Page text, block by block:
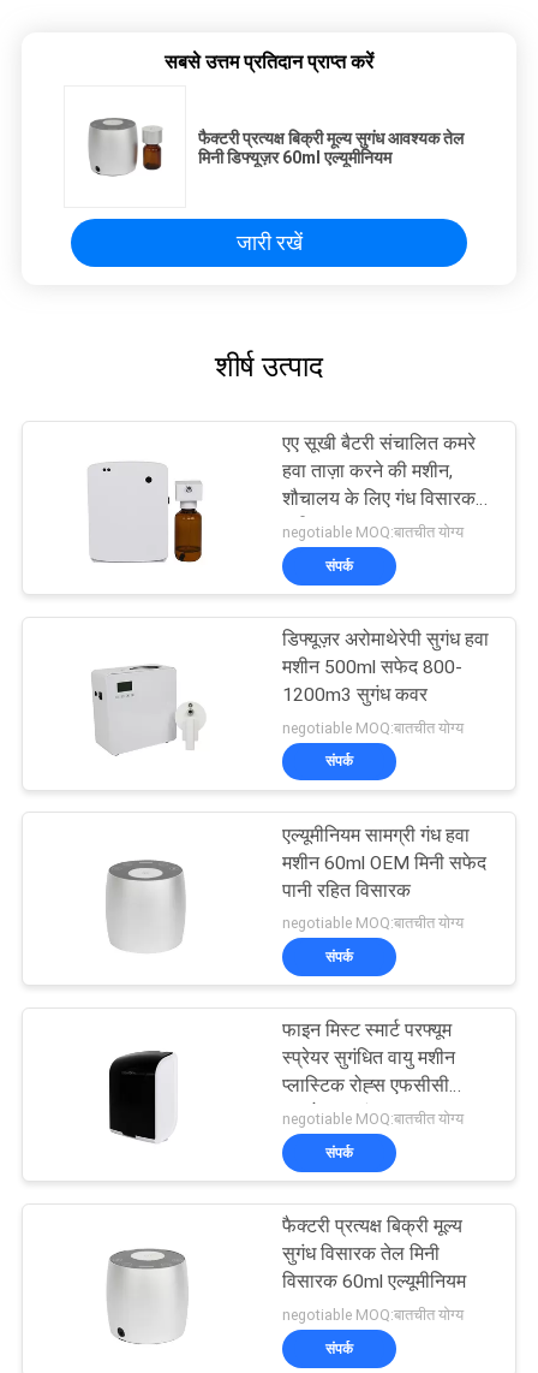
सबसे उत्तम प्रतिदान प्राप्त करें
फैक्टरी प्रत्यक्ष बिक्री मूल्य सुगंध आवश्यक तेल
मिनी डिफ्यूज़र 60ml एल्यूमीनियम
जारी रखें
शीर्ष उत्पाद
एए सूखी बैटरी संचालित कमरे
हवा ताज़ा करने की मशीन,
शौचालय के लिए गंध विसारक
मशीन
negotiable MOQ:बातचीत योग्य
संपर्क
डिफ्यूज़र अरोमाथेरेपी सुगंध हवा
मशीन 500ml सफेद 800-
1200m3 सुगंध कवर
negotiable MOQ:बातचीत योग्य
संपर्क
एल्यूमीनियम सामग्री गंध हवा
मशीन 60ml OEM मिनी सफेद
पानी रहित विसारक
negotiable MOQ:बातचीत योग्य
संपर्क
फाइन मिस्ट स्मार्ट परफ्यूम
स्प्रेयर सुगंधित वायु मशीन
प्लास्टिक रोह्स एफसीसी
अनुमोदन सुगंध
negotiable MOQ:बातचीत योग्य
संपर्क
फैक्टरी प्रत्यक्ष बिक्री मूल्य
सुगंध विसारक तेल मिनी
विसारक 60ml एल्यूमीनियम
negotiable MOQ:बातचीत योग्य
संपर्क